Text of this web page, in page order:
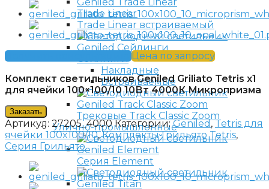
Trade Linear
Trade Linear встраиваемый
Сейлинги
Накладные
Встраиваемые
Трековые Track Classic Zoom
Улично-промышленные
Серия Element
Получить консультацию
Цена по запросу
Комплект светильников Geniled Griliato Tetris x1
для ячейки 100×100/10 10Вт 4000К Микропризма
Заказать
Артикул: 27205_4000 Категории:Geniled,Tetris для
ячейки 100x100/10,Комплекты Грильято Tetris,
Серия Грильято